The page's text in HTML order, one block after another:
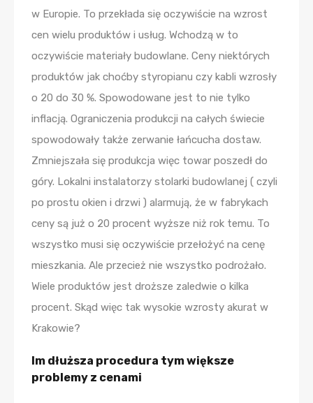
w Europie. To przekłada się oczywiście na wzrost
cen wielu produktów i usług. Wchodzą w to
oczywiście materiały budowlane. Ceny niektórych
produktów jak choćby styropianu czy kabli wzrosły
o 20 do 30 %. Spowodowane jest to nie tylko
inflacją. Ograniczenia produkcji na całych świecie
spowodowały także zerwanie łańcucha dostaw.
Zmniejszała się produkcja więc towar poszedł do
góry. Lokalni instalatorzy stolarki budowlanej ( czyli
po prostu okien i drzwi ) alarmują, że w fabrykach
ceny są już o 20 procent wyższe niż rok temu. To
wszystko musi się oczywiście przełożyć na cenę
mieszkania. Ale przecież nie wszystko podrożało.
Wiele produktów jest droższe zaledwie o kilka
procent. Skąd więc tak wysokie wzrosty akurat w
Krakowie?
Im dłuższa procedura tym większe
problemy z cenami